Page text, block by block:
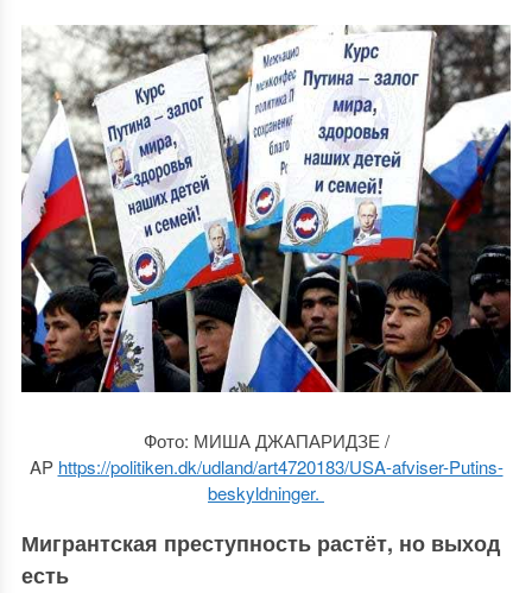
Фото: МИША ДЖАПАРИДЗЕ /
AP https://politiken.dk/udland/art4720183/USA-afviser-Putins-
beskyldninger.
Мигрантская преступность растёт, но выход
есть